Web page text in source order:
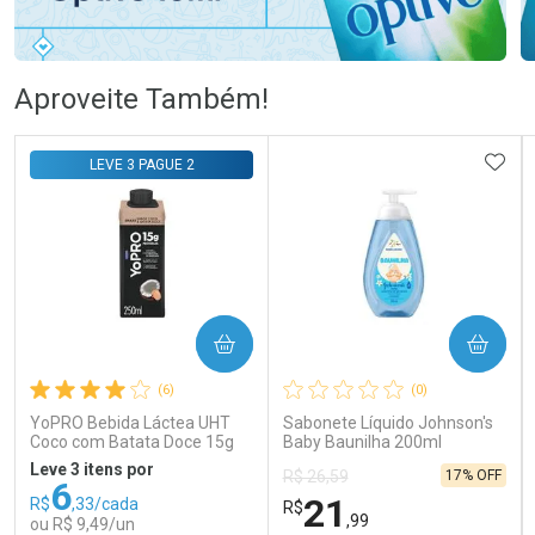
Comprar sem Desconto
Por R$ 76,99/cada
Comprar sem Desconto
Por R$ 76,99/cada
Comprar sem Desconto
Comprar sem Desconto
Aproveite Também!
(6)
YoPRO Bebida Láctea UHT
Coco com Batata Doce 15g
de proteínas 250ml
LEVE 3 PAGUE 2
Leve 3 itens por
R$6,33/cada
ou R$ 9,49/un
COMPRAR
(0)
Sabonete Líquido Johnson's
Baby Baunilha 200ml
R$ 26,59
R$21 ,99
17% OFF
COMPRAR